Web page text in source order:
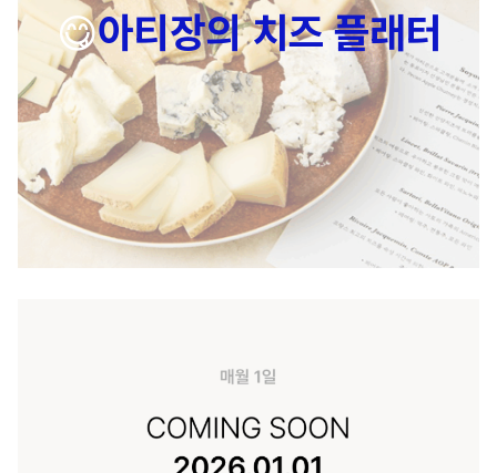
😋아티장의 치즈 플래터